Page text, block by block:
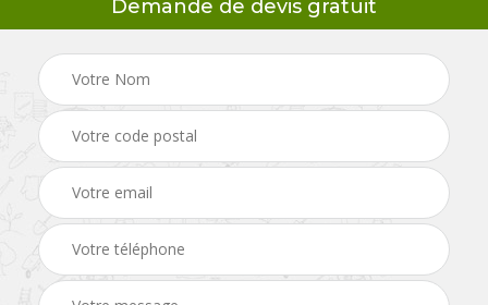
Demande de devis gratuit